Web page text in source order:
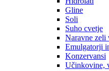
Gline
Soli
Suho cvetje
Naravne zeli
Emulgatorji
Konzervansi
Učinkovine,